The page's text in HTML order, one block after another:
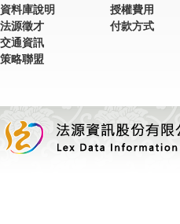
資料庫說明
法源徵才
交通資訊
策略聯盟
授權費用
付款方式